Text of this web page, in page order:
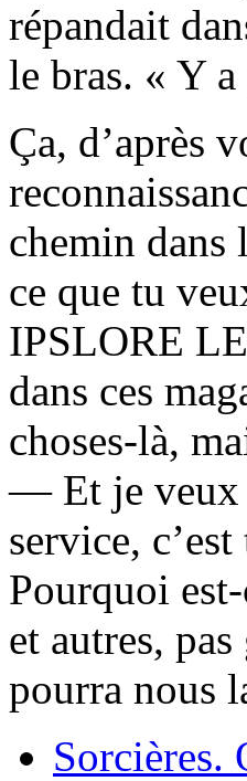
répandait
le bras. « Y
Ça, d’après
chemin dans
ce que tu
IPSLORE
dans ces
choses-là,
— Et je veux
service,
Pourquoi
et autres,
pourra nous
Sorcières.